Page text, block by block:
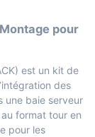
pour
est un kit de
des
une baie serveur
format tour en
pour les